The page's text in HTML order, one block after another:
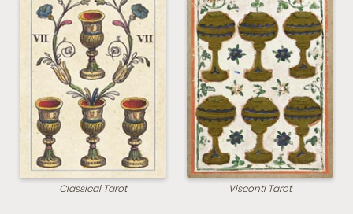
Classical Tarot Visconti Tarot